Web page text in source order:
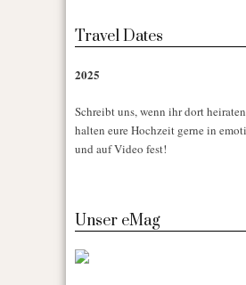
Travel Dates
2025
Schreibt uns, wenn ihr dort
halten eure Hochzeit gerne in
und auf Video fest!
Unser eMag